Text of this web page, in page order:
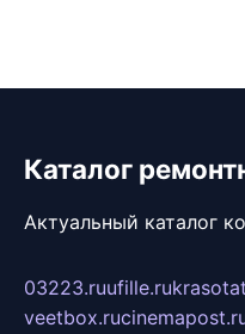
Каталог
Актуальный каталог
03223.ruufille.ru
veetbox.ru